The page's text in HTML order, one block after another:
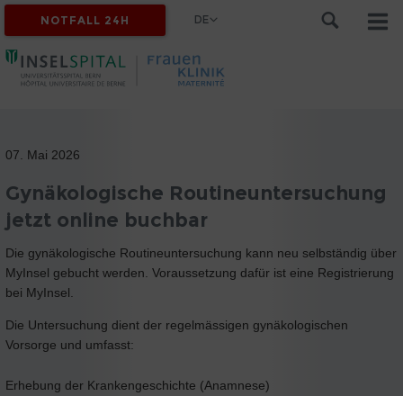
NOTFALL 24H DE
07. Mai 2026
Gynäkologische Routineuntersuchung
jetzt online buchbar
Die gynäkologische Routineuntersuchung kann neu selbständig über
MyInsel gebucht werden. Voraussetzung dafür ist eine Registrierung
bei MyInsel.
Die Untersuchung dient der regelmässigen gynäkologischen
Vorsorge und umfasst:
Erhebung der Krankengeschichte (Anamnese)